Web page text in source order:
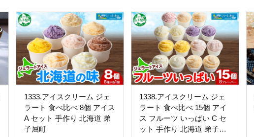
1333.アイスクリーム ジェ
ラート 食べ比べ 8個 アイス
A セット 手作り 北海道 弟
子屈町
1338.アイスクリーム ジェ
ラート 食べ比べ 15個 アイ
ス フルーツ いっぱい C セ
ット 手作り 北海道 弟子屈